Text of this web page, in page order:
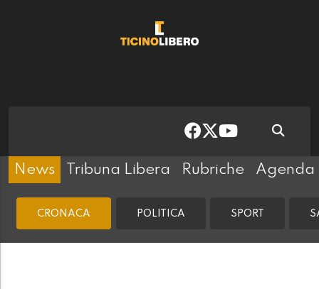
News Tribuna Libera Rubriche Agenda
CRONACA POLITICA SPORT